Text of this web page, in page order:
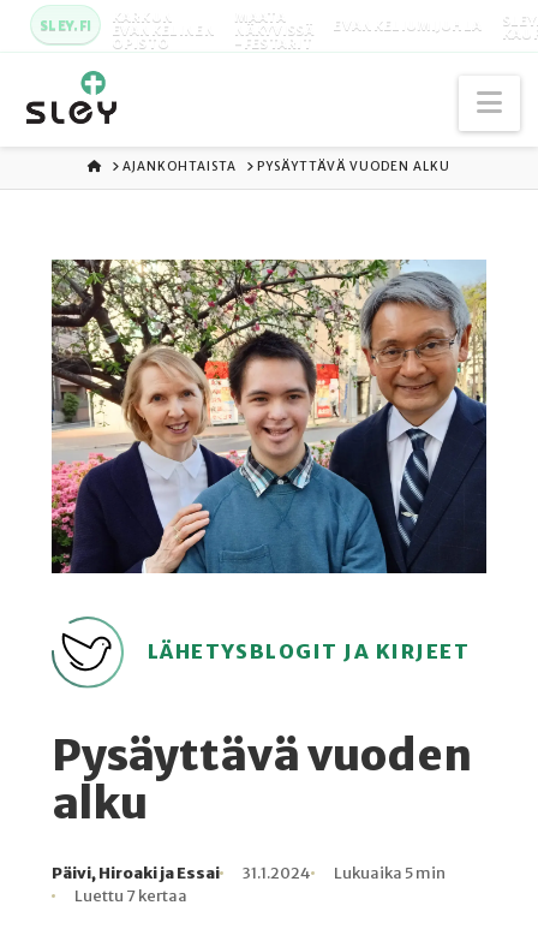
SLEY.FI KARKUN
EVANKELINEN
OPISTO
MAATA
NÄKYVISSÄ
-FESTARIT
EVANKELIUMIJUHLA
ETUSIVU
AJANKOHTAISTA PYSÄYTTÄVÄ VUODEN ALKU
LÄHETYSBLOGIT JA KIRJEET
Pysäyttävä vuoden
alku
Kirjoittaja
Päivi, Hiroaki ja Essai
Julkaistu
31.1.2024
Lukuaika
Lukuaika 5 min
Lukukertoja
Luettu 7 kertaa